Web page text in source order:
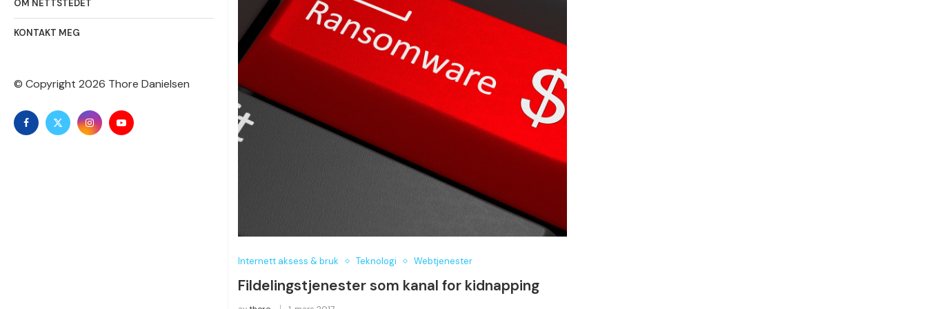
OM NETTSTEDET
KONTAKT MEG
© Copyright 2026 Thore Danielsen
Internett aksess & bruk Teknologi Webtjenester
Fildelingstjenester som kanal for kidnapping